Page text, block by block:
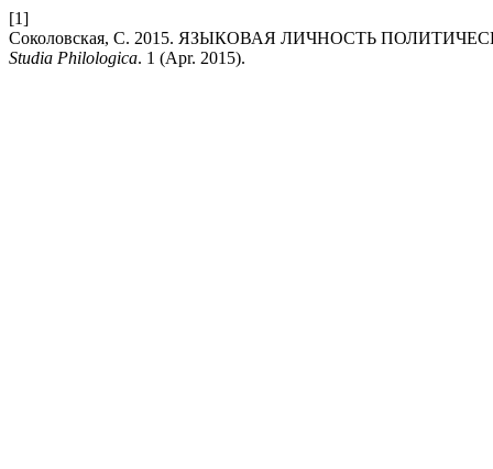
[1]
Соколовская, С. 2015. ЯЗЫКОВАЯ ЛИЧНОСТЬ
Studia Philologica. 1 (Apr. 2015).